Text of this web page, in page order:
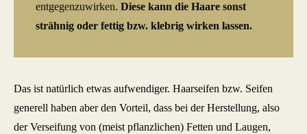
entgegenzuwirken. Diese kann die Haare sonst
strähnig oder fettig bzw. klebrig wirken lassen.
Das ist natürlich etwas aufwendiger. Haarseifen bzw. Seifen
generell haben aber den Vorteil, dass bei der Herstellung, also
der Verseifung von (meist pflanzlichen) Fetten und Laugen,